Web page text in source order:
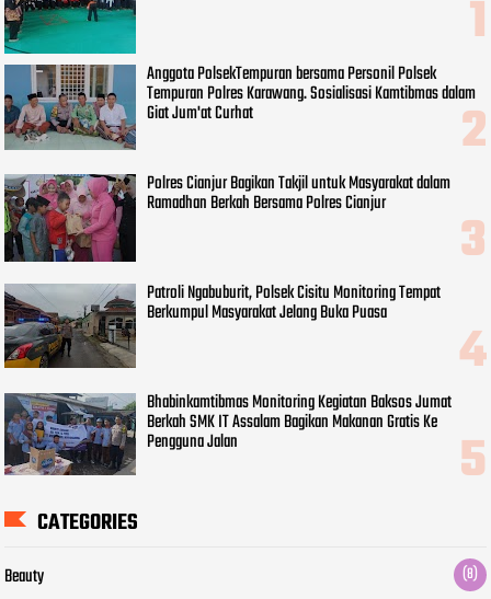
Anggota PolsekTempuran bersama Personil Polsek
Tempuran Polres Karawang. Sosialisasi Kamtibmas dalam
Giat Jum'at Curhat
Polres Cianjur Bagikan Takjil untuk Masyarakat dalam
Ramadhan Berkah Bersama Polres Cianjur
Patroli Ngabuburit, Polsek Cisitu Monitoring Tempat
Berkumpul Masyarakat Jelang Buka Puasa
Bhabinkamtibmas Monitoring Kegiatan Baksos Jumat
Berkah SMK IT Assalam Bagikan Makanan Gratis Ke
Pengguna Jalan
CATEGORIES
Beauty (8)